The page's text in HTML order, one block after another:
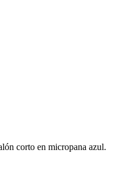
corto en micropana azul.